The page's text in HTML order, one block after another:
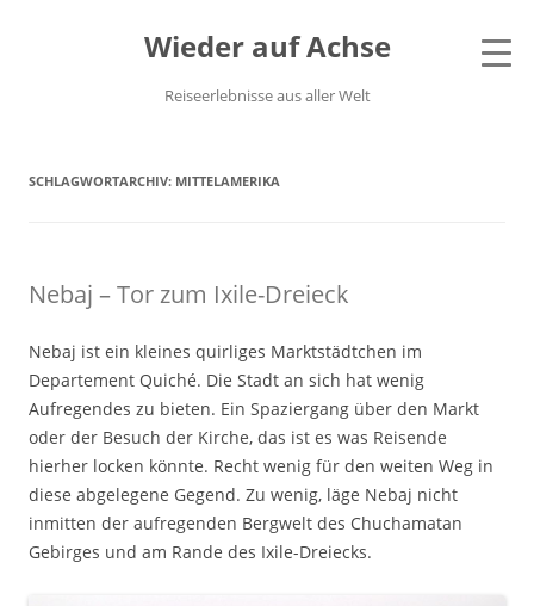
Wieder auf Achse
Reiseerlebnisse aus aller Welt
SCHLAGWORTARCHIV: MITTELAMERIKA
Nebaj – Tor zum Ixile-Dreieck
Nebaj ist ein kleines quirliges Marktstädtchen im
Departement Quiché. Die Stadt an sich hat wenig
Aufregendes zu bieten. Ein Spaziergang über den Markt
oder der Besuch der Kirche, das ist es was Reisende
hierher locken könnte. Recht wenig für den weiten Weg in
diese abgelegene Gegend. Zu wenig, läge Nebaj nicht
inmitten der aufregenden Bergwelt des Chuchamatan
Gebirges und am Rande des Ixile-Dreiecks.